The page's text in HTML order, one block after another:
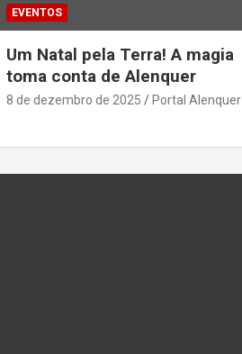
EVENTOS
Um Natal pela Terra! A magia
toma conta de Alenquer
8 de dezembro de 2025 Portal Alenquer